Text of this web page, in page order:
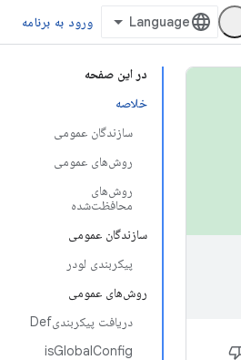
ورود به برنامه
در این صفحه
خلاصه
سازندگان عمومی
روش‌های عمومی
روش‌های
محافظت‌شده
سازندگان عمومی
پیکربندی لودر
روش‌های عمومی
دریافت پیکربندیDef
isGlobalConfig